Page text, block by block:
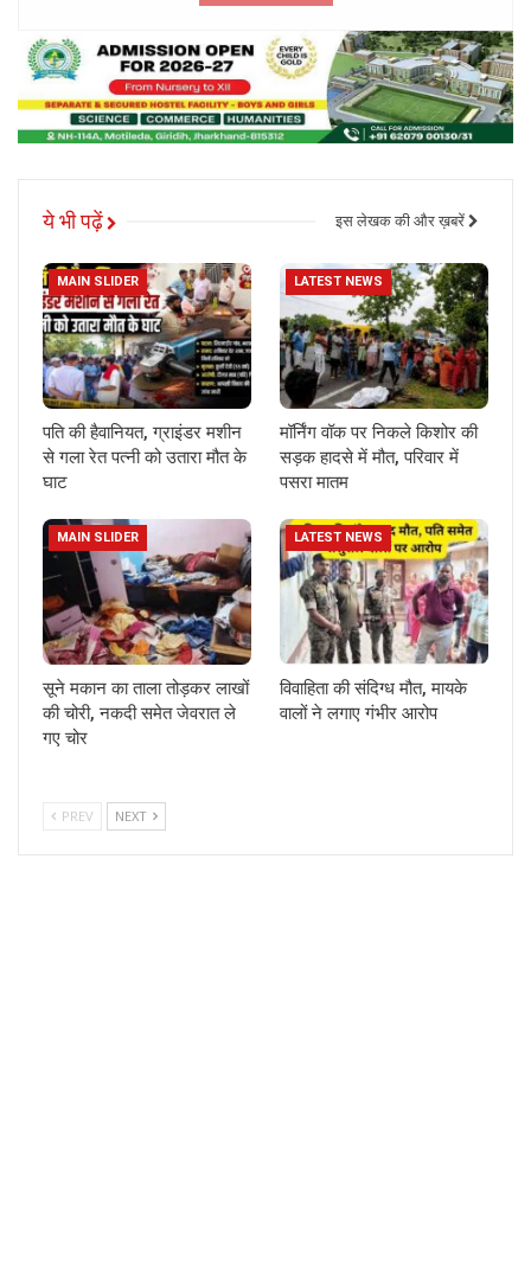
ये भी पढ़ें इस लेखक की और ख़बरें
MAIN SLIDER
पति की हैवानियत, ग्राइंडर मशीन
से गला रेत पत्नी को उतारा मौत के
घाट
LATEST NEWS
मॉर्निंग वॉक पर निकले किशोर की
सड़क हादसे में मौत, परिवार में
पसरा मातम
MAIN SLIDER
सूने मकान का ताला तोड़कर लाखों
की चोरी, नकदी समेत जेवरात ले
गए चोर
LATEST NEWS
विवाहिता की संदिग्ध मौत, मायके
वालों ने लगाए गंभीर आरोप
PREV NEXT